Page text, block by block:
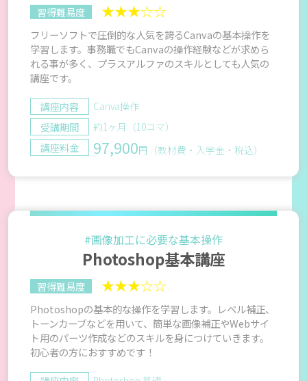
習得難易度 ★★★☆☆
フリーソフトで圧倒的な人気を誇るCanvaの基本操作を
学習します。事務職でもCanvaの操作経験などが求めら
れる事が多く、プラスアルファのスキルとしても人気の
講座です。
講座内容
Canva操作
受講期間 約1ヶ月（10コマ）
講座料金 97,900円（教材費・入学金・税込）
#画像加工に必要な基本操作
Photoshop基本講座
習得難易度 ★★★☆☆
Photoshopの基本的な操作を学習します。レベル補正、
トーンカーブなどを用いて、簡単な画像補正やWebサイ
ト用のパーツ作成などのスキルを身につけていきます。
初心者の方におすすめです！